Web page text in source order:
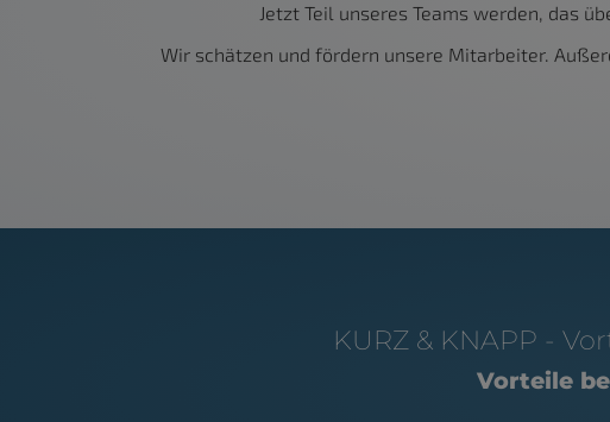
Jetzt Teil unseres Teams werden, das
Wir schätzen und fördern unsere Mitarbeiter.
KURZ & KNAPP -
Vorteile